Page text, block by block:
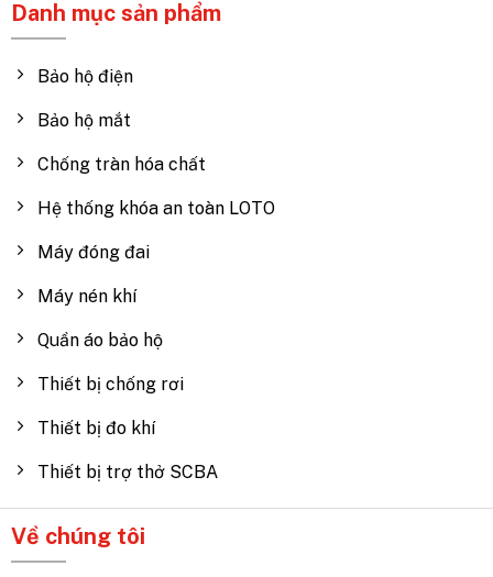
Danh mục sản phẩm
Bảo hộ điện
Bảo hộ mắt
Chống tràn hóa chất
Hệ thống khóa an toàn LOTO
Máy đóng đai
Máy nén khí
Quần áo bảo hộ
Thiết bị chống rơi
Thiết bị đo khí
Thiết bị trợ thở SCBA
Về chúng tôi